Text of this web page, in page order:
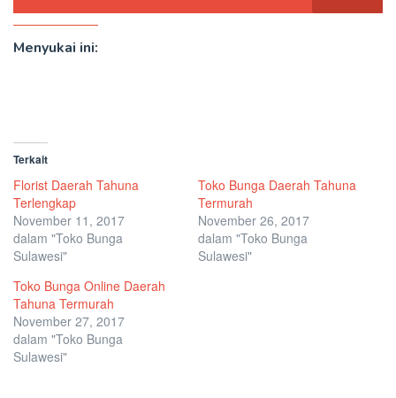
Menyukai ini:
Terkait
Florist Daerah Tahuna
Terlengkap
November 11, 2017
dalam "Toko Bunga
Sulawesi"
Toko Bunga Daerah Tahuna
Termurah
November 26, 2017
dalam "Toko Bunga
Sulawesi"
Toko Bunga Online Daerah
Tahuna Termurah
November 27, 2017
dalam "Toko Bunga
Sulawesi"